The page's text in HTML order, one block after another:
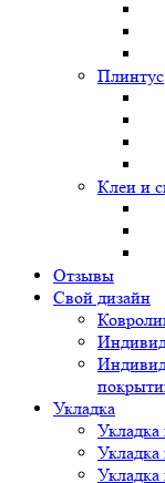
Плинтус
Клеи и
Отзывы
Свой дизайн
Укладка
Укладка
Укладка
Укладка